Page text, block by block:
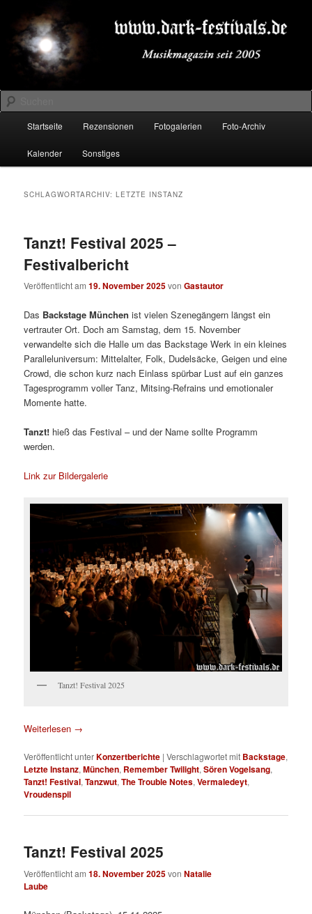
primären
Inhalt
springen
sekundären
Inhalt
springenDARK-FESTIVALS.DE
Suchen
Startseite Rezensionen Fotogalerien Foto-Archiv
Kalender Sonstiges
SCHLAGWORTARCHIV:LETZTE INSTANZ
Tanzt! Festival 2025 –
Festivalbericht
Veröffentlicht am19. November 2025vonGastautor
Das Backstage München ist vielen Szenegängern längst ein
vertrauter Ort. Doch am Samstag, dem 15. November
verwandelte sich die Halle um das Backstage Werk in ein kleines
Paralleluniversum: Mittelalter, Folk, Dudelsäcke, Geigen und eine
Crowd, die schon kurz nach Einlass spürbar Lust auf ein ganzes
Tagesprogramm voller Tanz, Mitsing-Refrains und emotionaler
Momente hatte.
Tanzt! hieß das Festival – und der Name sollte Programm
werden.
Link zur Bildergalerie
Tanzt! Festival 2025
Weiterlesen →
Veröffentlicht unterKonzertberichte |Verschlagwortet mit Backstage,
Letzte Instanz,München, Remember Twilight,Sören Vogelsang,
Tanzt! Festival,Tanzwut,The Trouble Notes,Vermaledeyt,
Vroudenspil
Tanzt! Festival 2025
Veröffentlicht am18. November 2025vonNatalie
Laube